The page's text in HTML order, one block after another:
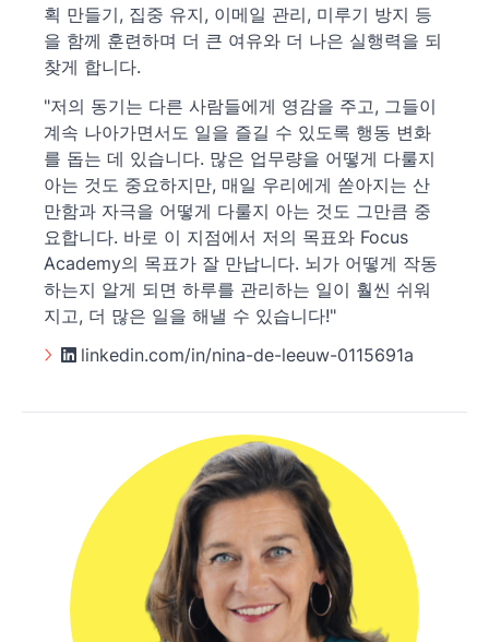
획 만들기, 집중 유지, 이메일 관리, 미루기 방지 등
을 함께 훈련하며 더 큰 여유와 더 나은 실행력을 되
찾게 합니다.
"저의 동기는 다른 사람들에게 영감을 주고, 그들이
계속 나아가면서도 일을 즐길 수 있도록 행동 변화
를 돕는 데 있습니다. 많은 업무량을 어떻게 다룰지
아는 것도 중요하지만, 매일 우리에게 쏟아지는 산
만함과 자극을 어떻게 다룰지 아는 것도 그만큼 중
요합니다. 바로 이 지점에서 저의 목표와 Focus
Academy의 목표가 잘 만납니다. 뇌가 어떻게 작동
하는지 알게 되면 하루를 관리하는 일이 훨씬 쉬워
지고, 더 많은 일을 해낼 수 있습니다!"
linkedin.com/in/nina-de-leeuw-0115691a